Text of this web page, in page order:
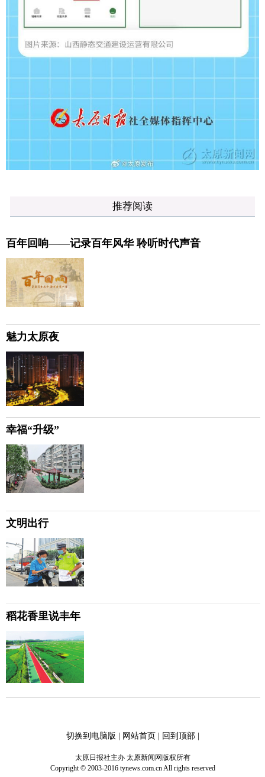
推荐阅读
百年回响——记录百年风华 聆听时代声音
魅力太原夜
幸福“升级”
文明出行
稻花香里说丰年
切换到电脑版 | 网站首页| 回到顶部|
太原日报社主办 太原新闻网版权所有
Copyright © 2003-2016 tynews.com.cn All rights reserved